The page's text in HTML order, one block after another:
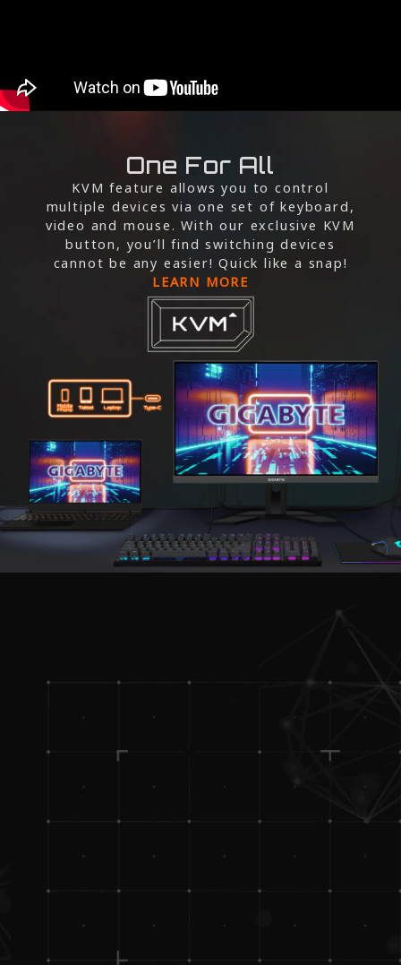
One For All
KVM feature allows you to control
multiple devices via one set of keyboard,
video and mouse. With our exclusive KVM
button, you’ll find switching devices
cannot be any easier! Quick like a snap!
LEARN MORE